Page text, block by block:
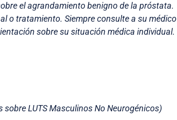
el agrandamiento benigno de la próstata.
o tratamiento. Siempre consulte a su médico
sobre su situación médica individual.
LUTS Masculinos No Neurogénicos)